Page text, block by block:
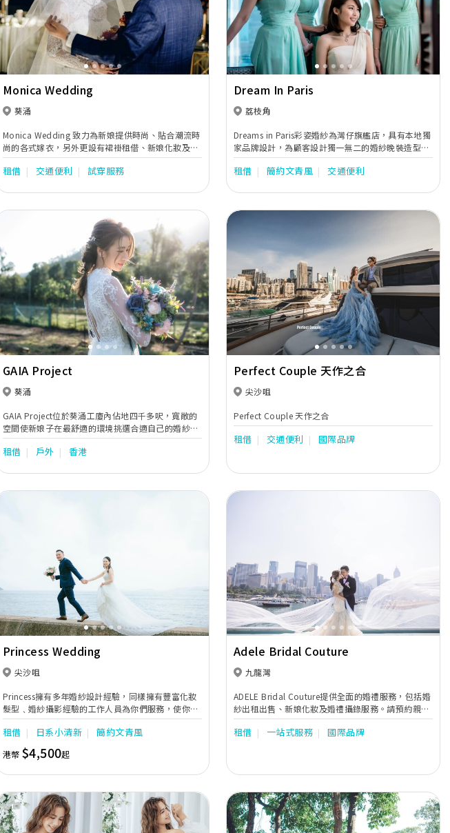
Previous Next
Monica Wedding
葵涌
Monica Wedding 致力為新娘提供時尚、貼合潮流時
尚的各式嫁衣，另外更設有裙褂租借、新娘化妝及髮
型、婚禮攝影及錄影等一站式服務，令新人更輕鬆籌
備人生大事。
租借 交通便利 試穿服務
Previous Next
Dream In Paris
荔枝角
Dreams in Paris彩姿婚紗為灣仔旗艦店，具有本地獨
家品牌設計，為顧客設計獨一無二的婚紗晚裝造型，
適合不同設計需求的新娘。另有媽咪/主人家/宴會服/
姊妹裙/租借及訂造服務，且提供專業星级化妝髮
指導。主打婚紗化妝之外，我們亦有一條龍服務，
Pre wedding 、Big day攝影錄影、專業大妗上頭斟
達至完美。 具有20 年化妝及婚禮經驗，歡迎各位預
約查詢，在灣仔1000尺舒適的環境下，見証婚禮過程
的成長。我們團隊會貼心為大家服務及解答。你們的
支持就是我們前進的動力。
租借 簡約文青風 交通便利
Previous Next
GAIA Project
葵涌
GAIA Project位於葵涌工廈內佔地四千多呎，寬敞的
空間使新娘子在最舒適的環境挑選合適自己的婚紗晚
裝。 另外我們亦有一站式婚禮服務包括攝影、化妝
、男士禮服訂製、紅酒批發等等，為新人打造完滿的
租借 戶外 香港
Previous Next
Perfect Couple 天作之合
尖沙咀
Perfect Couple 天作之合
租借 交通便利 國際品牌
Previous
Princess Wedding
尖沙咀
Princess擁有多年婚紗設計經驗，同樣擁有豐富化妝
髮型﹑婚紗攝影經驗的工作人員為你們服務，使你們
省卻不少籌備婚禮的煩惱。
租借 日系小清新 簡約文青風
港幣$4,500起
Previous
Adele Bridal Couture
九龍灣
ADELE Bridal Couture提供全面的婚禮服務，包括婚
紗出租出售、新娘化妝及婚禮攝錄服務。請預約親臨
本店，讓我們爲你提供專業的建議。
租借 一站式服務 國際品牌